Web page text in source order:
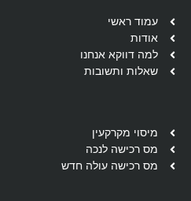
עמוד ראשי
אודות
למה דווקא אנחנו
שאלות ותשובות
מיסוי מקרקעין
מס רכישה לנכה
מס רכישה עולה חדש